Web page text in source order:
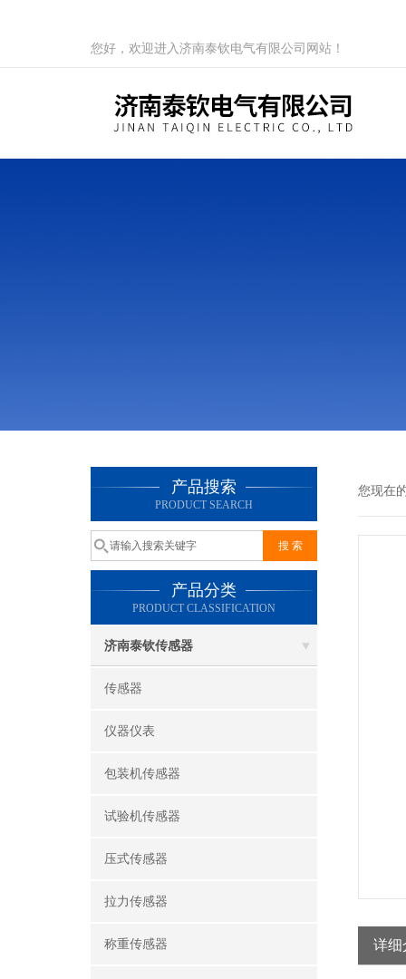
您好，欢迎进入济南泰钦电气有限公司网站！
产品搜索
PRODUCT SEARCH
产品分类
PRODUCT CLASSIFICATION
济南泰钦传感器
传感器
仪器仪表
包装机传感器
试验机传感器
压式传感器
拉力传感器
称重传感器
您现在
详细